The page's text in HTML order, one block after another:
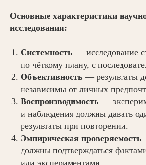
Основные характеристики
исследования:
Системность — исследование
по чёткому плану, с
Объективность — результаты
независимы от личных
Воспроизводимость —
и наблюдения должны давать
результаты при повторении.
Эмпирическая проверяемость
должны подтверждаться
или экспериментами.